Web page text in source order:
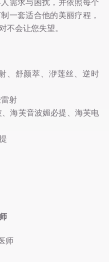
一套适合他的美丽疗程，
不会让您失望。
、舒颜萃、洢莲丝、逆时
射
海芙音波媚必提、海芙电
师